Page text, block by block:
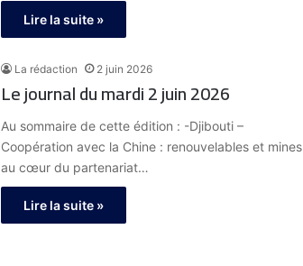
Lire la suite »
La rédaction 2 juin 2026
Le journal du mardi 2 juin 2026
Au sommaire de cette édition : -Djibouti –
Coopération avec la Chine : renouvelables et mines
au cœur du partenariat…
Lire la suite »